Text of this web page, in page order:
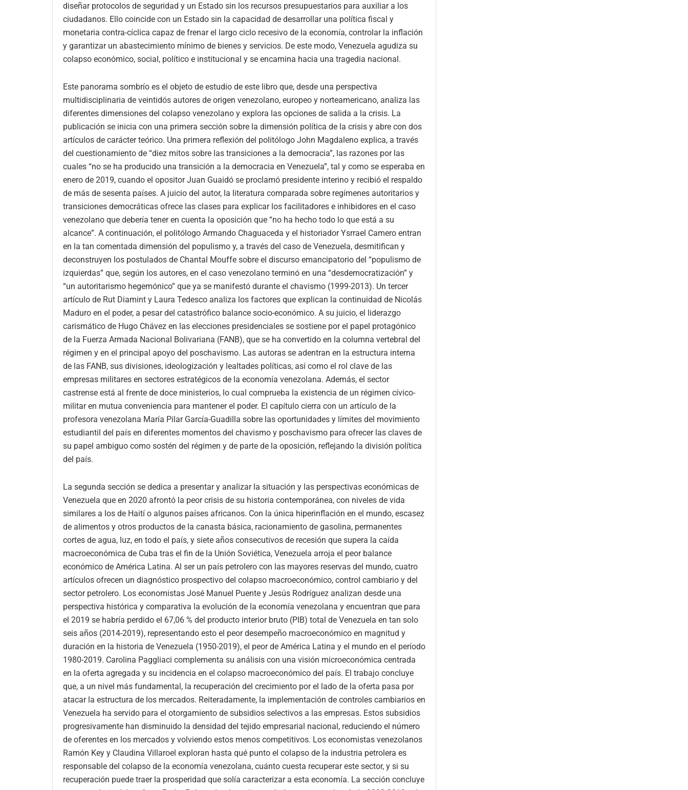
diseñar protocolos de seguridad y un Estado sin los recursos presupuestarios para auxiliar a los
ciudadanos. Ello coincide con un Estado sin la capacidad de desarrollar una política fiscal y
monetaria contra-cíclica capaz de frenar el largo ciclo recesivo de la economía, controlar la inflación
y garantizar un abastecimiento mínimo de bienes y servicios. De este modo, Venezuela agudiza su
colapso económico, social, político e institucional y se encamina hacia una tragedia nacional.
Este panorama sombrío es el objeto de estudio de este libro que, desde una perspectiva
multidisciplinaria de veintidós autores de origen venezolano, europeo y norteamericano, analiza las
diferentes dimensiones del colapso venezolano y explora las opciones de salida a la crisis. La
publicación se inicia con una primera sección sobre la dimensión política de la crisis y abre con dos
artículos de carácter teórico. Una primera reflexión del politólogo John Magdaleno explica, a través
del cuestionamiento de “diez mitos sobre las transiciones a la democracia”, las razones por las
cuales “no se ha producido una transición a la democracia en Venezuela”, tal y como se esperaba en
enero de 2019, cuando el opositor Juan Guaidó se proclamó presidente interino y recibió el respaldo
de más de sesenta países. A juicio del autor, la literatura comparada sobre regímenes autoritarios y
transiciones democráticas ofrece las clases para explicar los facilitadores e inhibidores en el caso
venezolano que debería tener en cuenta la oposición que “no ha hecho todo lo que está a su
alcance”. A continuación, el politólogo Armando Chaguaceda y el historiador Ysrrael Camero entran
en la tan comentada dimensión del populismo y, a través del caso de Venezuela, desmitifican y
deconstruyen los postulados de Chantal Mouffe sobre el discurso emancipatorio del “populismo de
izquierdas” que, según los autores, en el caso venezolano terminó en una “desdemocratización” y
“un autoritarismo hegemónico” que ya se manifestó durante el chavismo (1999-2013). Un tercer
artículo de Rut Diamint y Laura Tedesco analiza los factores que explican la continuidad de Nicolás
Maduro en el poder, a pesar del catastrófico balance socio-económico. A su juicio, el liderazgo
carismático de Hugo Chávez en las elecciones presidenciales se sostiene por el papel protagónico
de la Fuerza Armada Nacional Bolivariana (FANB), que se ha convertido en la columna vertebral del
régimen y en el principal apoyo del poschavismo. Las autoras se adentran en la estructura interna
de las FANB, sus divisiones, ideologización y lealtades políticas, así como el rol clave de las
empresas militares en sectores estratégicos de la economía venezolana. Además, el sector
castrense está al frente de doce ministerios, lo cual comprueba la existencia de un régimen cívico-
militar en mutua conveniencia para mantener el poder. El capítulo cierra con un artículo de la
profesora venezolana María Pilar García-Guadilla sobre las oportunidades y límites del movimiento
estudiantil del país en diferentes momentos del chavismo y poschavismo para ofrecer las claves de
su papel ambiguo como sostén del régimen y de parte de la oposición, reflejando la división política
del país.
La segunda sección se dedica a presentar y analizar la situación y las perspectivas económicas de
Venezuela que en 2020 afrontó la peor crisis de su historia contemporánea, con niveles de vida
similares a los de Haití o algunos países africanos. Con la única hiperinflación en el mundo, escasez
de alimentos y otros productos de la canasta básica, racionamiento de gasolina, permanentes
cortes de agua, luz, en todo el país, y siete años consecutivos de recesión que supera la caída
macroeconómica de Cuba tras el fin de la Unión Soviética, Venezuela arroja el peor balance
económico de América Latina. Al ser un país petrolero con las mayores reservas del mundo, cuatro
artículos ofrecen un diagnóstico prospectivo del colapso macroeconómico, control cambiario y del
sector petrolero. Los economistas José Manuel Puente y Jesús Rodríguez analizan desde una
perspectiva histórica y comparativa la evolución de la economía venezolana y encuentran que para
el 2019 se habría perdido el 67,06 % del producto interior bruto (PIB) total de Venezuela en tan solo
seis años (2014-2019), representando esto el peor desempeño macroeconómico en magnitud y
duración en la historia de Venezuela (1950-2019), el peor de América Latina y el mundo en el período
1980-2019. Carolina Paggliaci complementa su análisis con una visión microeconómica centrada
en la oferta agregada y su incidencia en el colapso macroeconómico del país. El trabajo concluye
que, a un nivel más fundamental, la recuperación del crecimiento por el lado de la oferta pasa por
atacar la estructura de los mercados. Reiteradamente, la implementación de controles cambiarios en
Venezuela ha servido para el otorgamiento de subsidios selectivos a las empresas. Estos subsidios
progresivamente han disminuido la densidad del tejido empresarial nacional, reduciendo el número
de oferentes en los mercados y volviendo estos menos competitivos. Los economistas venezolanos
Ramón Key y Claudina Villaroel exploran hasta qué punto el colapso de la industria petrolera es
responsable del colapso de la economía venezolana, cuánto cuesta recuperar este sector, y si su
recuperación puede traer la prosperidad que solía caracterizar a esta economía. La sección concluye